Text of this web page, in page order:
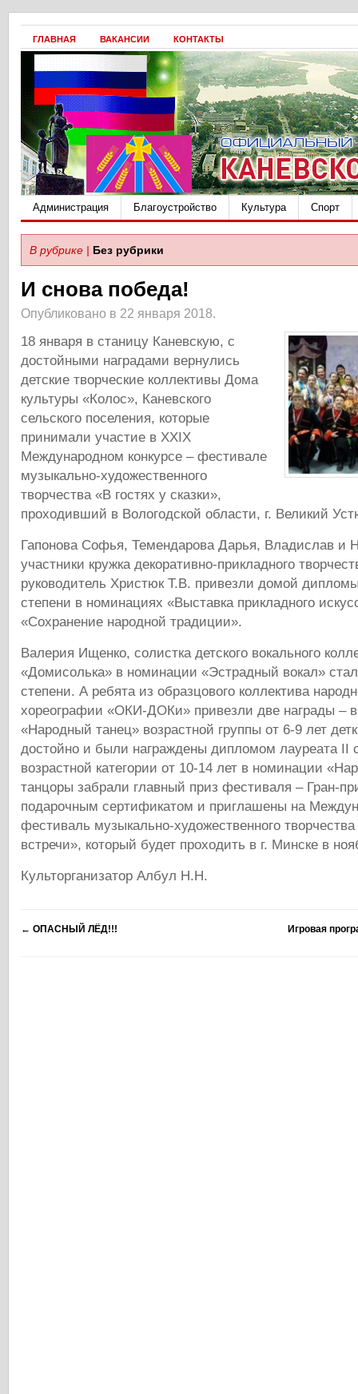
ГЛАВНАЯ ВАКАНСИИ КОНТАКТЫ
Администрация Благоустройство Культура Спорт
В рубрике | Без рубрики
И снова победа!
Опубликовано в 22 января 2018.
18 января в станицу Каневскую, с
достойными наградами вернулись
детские творческие коллективы Дома
культуры «Колос», Каневского
сельского поселения, которые
принимали участие в XXIX
Международном конкурсе – фестивале
музыкально-художественного
творчества «В гостях у сказки»,
проходивший в Вологодской области, г. Великий
Гапонова Софья, Темендарова Дарья, Владислав и
участники кружка декоративно-прикладного
руководитель Христюк Т.В. привезли домой
степени в номинациях «Выставка прикладного
«Сохранение народной традиции».
Валерия Ищенко, солистка детского вокального
«Домисолька» в номинации «Эстрадный вокал»
степени. А ребята из образцового коллектива
хореографии «ОКИ-ДОКи» привезли две награды –
«Народный танец» возрастной группы от 6-9 лет
достойно и были награждены дипломом лауреата II
возрастной категории от 10-14 лет в номинации
танцоры забрали главный приз фестиваля – Гран-
подарочным сертификатом и приглашены на
фестиваль музыкально-художественного
встречи», который будет проходить в г. Минске в
Культорганизатор Албул Н.Н.
← ОПАСНЫЙ ЛЁД!!! Игровая